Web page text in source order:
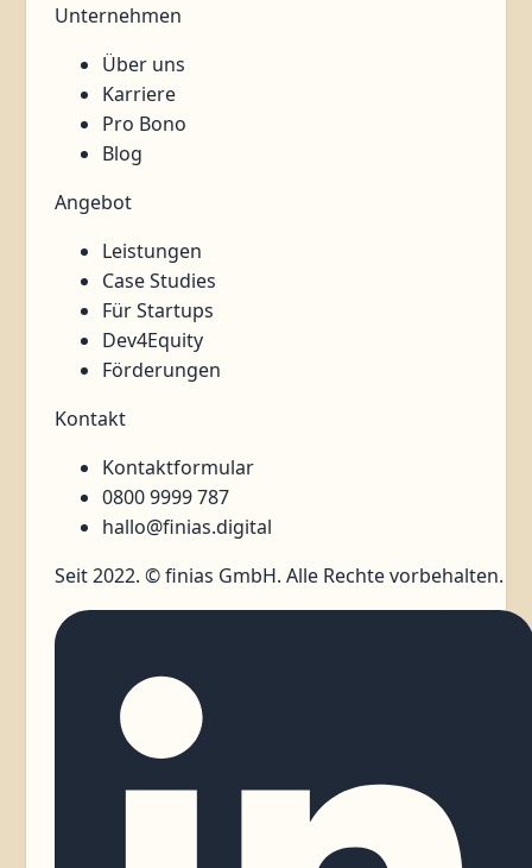
Unternehmen
Über uns
Karriere
Pro Bono
Blog
Angebot
Leistungen
Case Studies
Für Startups
Dev4Equity
Förderungen
Kontakt
Kontaktformular
0800 9999 787
hallo@finias.digital
Seit 2022. © finias GmbH. Alle Rechte vorbehalten.